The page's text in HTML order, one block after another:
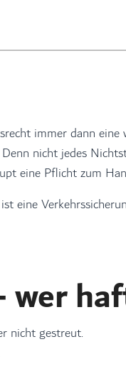
immer dann eine
nicht jedes
eine Pflicht zum
eine
wer
nicht gestreut.